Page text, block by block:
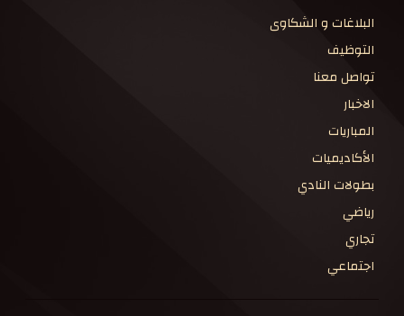
البلاغات و الشكاوى
التوظيف
تواصل معنا
الاخبار
المباريات
الأكاديميات
بطولات النادي
رياضي
تجاري
اجتماعي